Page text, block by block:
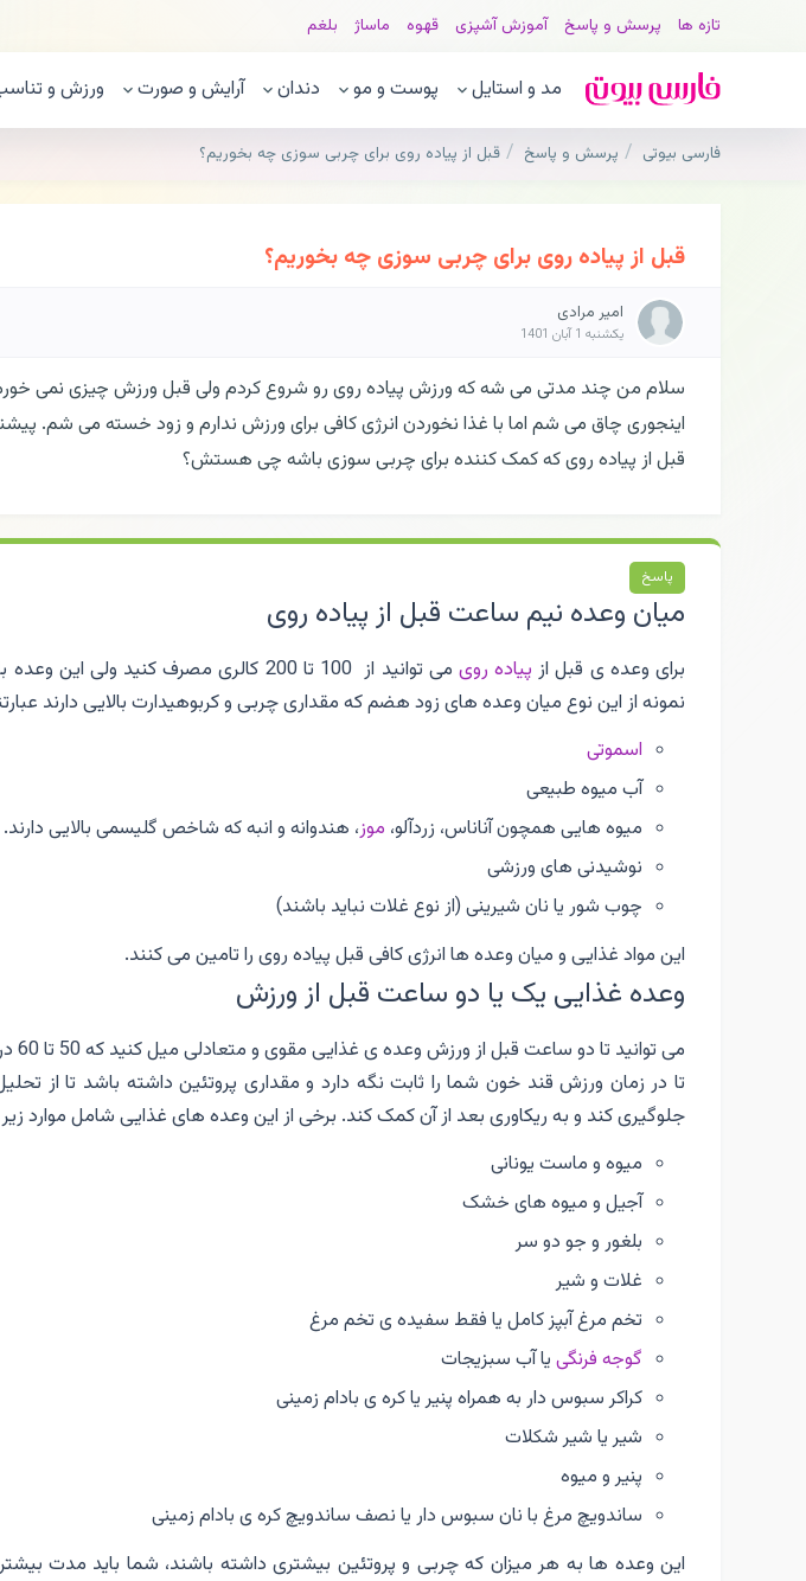
تازه ها پرسش و پاسخ آموزش آشپزی قهوه ماساژ بلغم
مد و استایل پوست و مو دندان آرایش و صورت ورزش و
فارسی بیوتی پرسش و پاسخ قبل از پیاده روی برای چربی سوزی چه بخوریم؟
قبل از پیاده روی برای چربی سوزی چه بخوریم؟
امیر مرادی
یکشنبه 1 آبان 1401
سلام من چند مدتی می شه که ورزش پیاده روی رو شروع کردم ولی قبل ورزش چیزی نمی
اینجوری چاق می شم اما با غذا نخوردن انرژی کافی برای ورزش ندارم و زود خسته می شم.
قبل از پیاده روی که کمک کننده برای چربی سوزی باشه چی هستش؟
پاسخ
میان وعده نیم ساعت قبل از پیاده روی
برای وعده ی قبل از پیاده روی
می توانید از 100 تا 200 کالری مصرف کنید
نمونه از این نوع میان وعده های زود هضم که مقداری چربی و کربوهیدارت بالایی دارند
اسموتی
آب میوه طبیعی
میوه هایی همچون آناناس، زردآلو، موز، هندوانه و انبه که شاخص گلیسمی بالایی دارند.
نوشیدنی های ورزشی
چوب شور یا نان شیرینی (از نوع غلات نباید باشند)
این مواد غذایی و میان وعده ها انرژی کافی قبل پیاده روی را تامین می کنند.
وعده غذایی یک یا دو ساعت قبل از ورزش
می
تا در زمان ورزش قند خون شما را ثابت نگه دارد و مقداری پروتئین داشته باشد تا از
جلوگیری کند و به ریکاوری بعد از آن کمک کند. برخی از این وعده های غذایی شامل موارد
میوه و ماست یونانی
آجیل و میوه های خشک
بلغور و جو دو سر
غلات و شیر
تخم مرغ آبپز کامل یا فقط سفیده ی تخم مرغ
گوجه فرنگی یا آب سبزیجات
کراکر سبوس دار به همراه پنیر یا کره ی بادام زمینی
شیر یا شیر شکلات
پنیر و میوه
ساندویچ مرغ با نان سبوس دار یا نصف ساندویچ کره ی بادام زمینی
این وعده ها به هر میزان که چربی و پروتئین بیشتری داشته باشند، شما باید مدت